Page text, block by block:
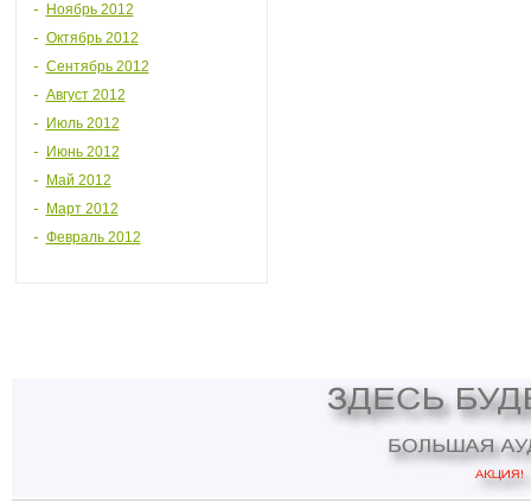
Ноябрь 2012
Октябрь 2012
Сентябрь 2012
Август 2012
Июль 2012
Июнь 2012
Май 2012
Март 2012
Февраль 2012